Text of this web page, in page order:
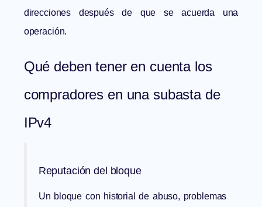
direcciones después de que se acuerda una
operación.
Qué deben tener en cuenta los
compradores en una subasta de
IPv4
Reputación del bloque
Un bloque con historial de abuso, problemas